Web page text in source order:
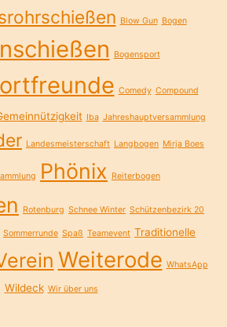
Blow Gun Bogen
Bogensport
Comedy Compound
Iba Jahreshauptversammlung
Landesmeisterschaft Langbogen Mirja Boes
Phönix Reiterbogen
Rotenburg Schnee Winter Schützenbezirk 20
Sommerrunde Spaß Teamevent Traditionelle
Weiterode WhatsApp
Wildeck Wir über uns